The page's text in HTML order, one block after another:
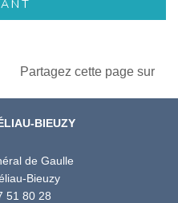
Partagez cette page sur
BIEUZY
de Gaulle
Bieuzy
51 80 28